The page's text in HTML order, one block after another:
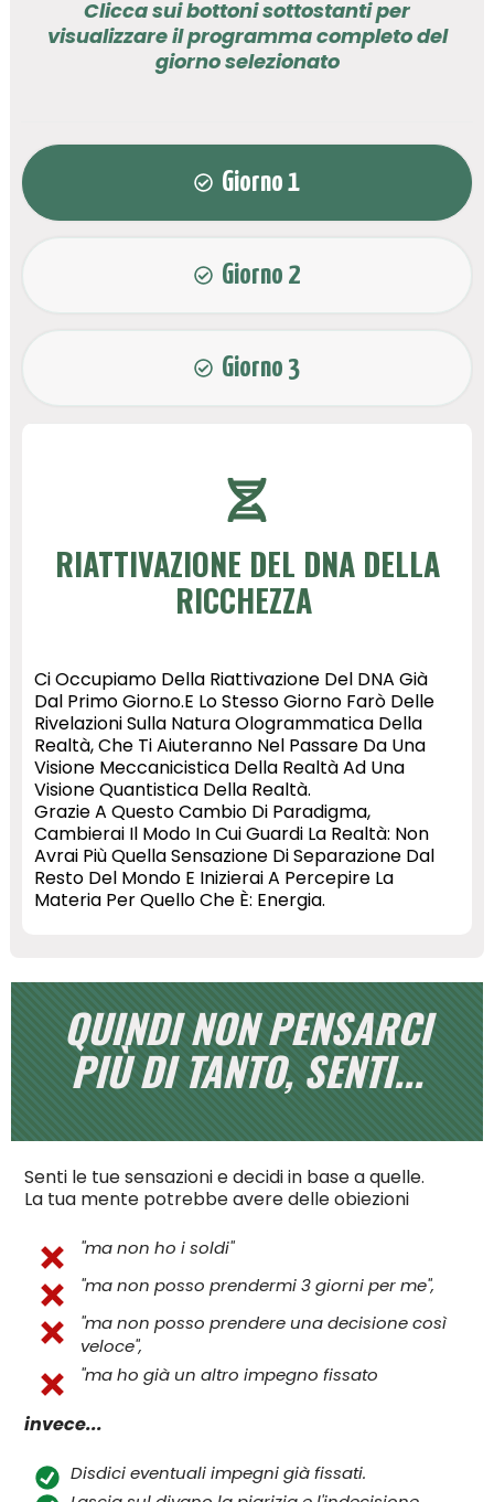
Clicca sui bottoni sottostanti per
visualizzare il programma completo del
giorno selezionato
Giorno 1
Giorno 2
Giorno 3
RIATTIVAZIONE DEL DNA DELLA
RICCHEZZA
Ci Occupiamo Della Riattivazione Del DNA Già
Dal Primo Giorno.E Lo Stesso Giorno Farò Delle
Rivelazioni Sulla Natura Ologrammatica Della
Realtà, Che Ti Aiuteranno Nel Passare Da Una
Visione Meccanicistica Della Realtà Ad Una
Visione Quantistica Della Realtà.
Grazie A Questo Cambio Di Paradigma,
Cambierai Il Modo In Cui Guardi La Realtà: Non
Avrai Più Quella Sensazione Di Separazione Dal
Resto Del Mondo E Inizierai A Percepire La
Materia Per Quello Che È: Energia.
QUINDI NON PENSARCI
PIÙ DI TANTO, SENTI...
Senti le tue sensazioni e decidi in base a quelle.
La tua mente potrebbe avere delle obiezioni
"ma non ho i soldi"
"ma non posso prendermi 3 giorni per me",
"ma non posso prendere una decisione così
veloce",
"ma ho già un altro impegno fissato
invece...
Disdici eventuali impegni già fissati.